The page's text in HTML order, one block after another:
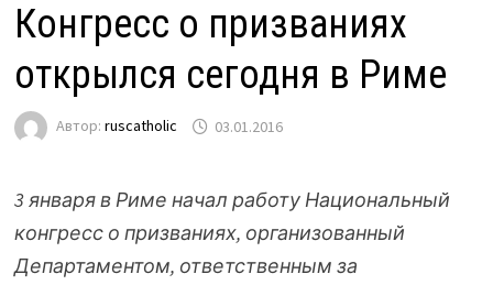
Конгресс о призваниях
открылся сегодня в Риме
Автор:ruscatholic 03.01.2016
3 января в Риме начал работу Национальный
конгресс о призваниях, организованный
Департаментом, ответственным за